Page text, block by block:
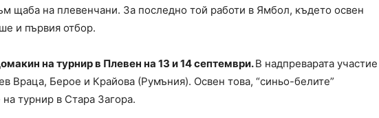
щаба на плевенчани. За последно той работи в Ямбол, където освен
и първия отбор.
на турнир в Плевен на 13 и 14 септември.В надпреварата участие
Враца, Берое и Крайова (Румъния). Освен това, “синьо-белите”
турнир в Стара Загора.